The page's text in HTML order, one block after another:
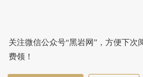
关注微信公众号“黑岩网”，方便下次
费领！